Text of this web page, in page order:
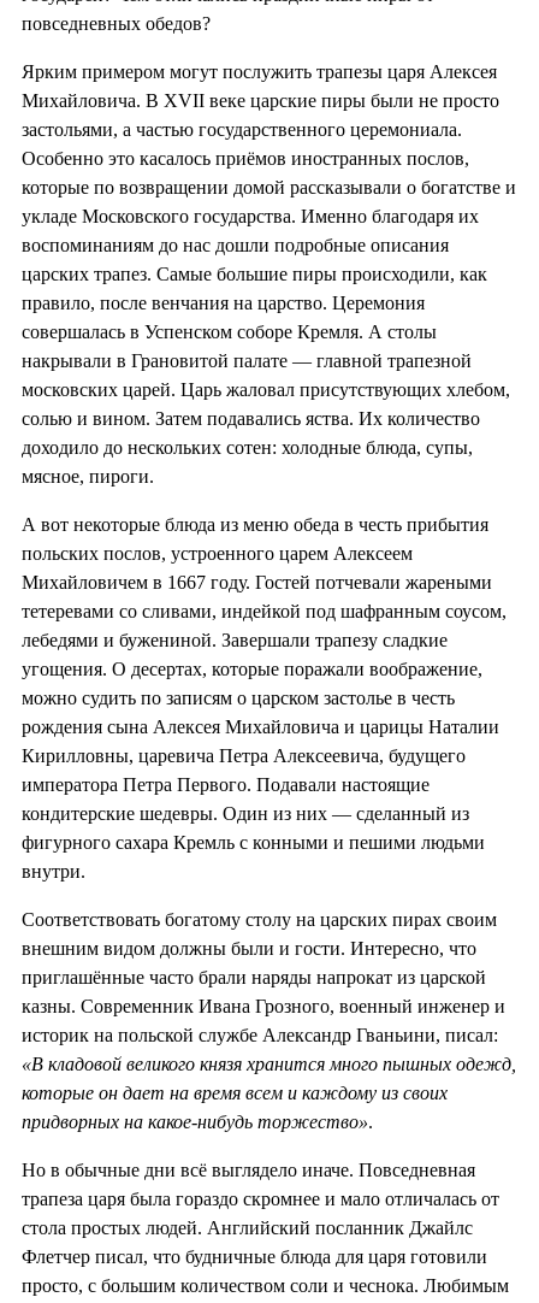
повседневных обедов?
Ярким примером могут послужить трапезы царя Алексея
Михайловича. В XVII веке царские пиры были не просто
застольями, а частью государственного церемониала.
Особенно это касалось приёмов иностранных послов,
которые по возвращении домой рассказывали о богатстве и
укладе Московского государства. Именно благодаря их
воспоминаниям до нас дошли подробные описания
царских трапез. Самые большие пиры происходили, как
правило, после венчания на царство. Церемония
совершалась в Успенском соборе Кремля. А столы
накрывали в Грановитой палате — главной трапезной
московских царей. Царь жаловал присутствующих хлебом,
солью и вином. Затем подавались яства. Их количество
доходило до нескольких сотен: холодные блюда, супы,
мясное, пироги.
А вот некоторые блюда из меню обеда в честь прибытия
польских послов, устроенного царем Алексеем
Михайловичем в 1667 году. Гостей потчевали жареными
тетеревами со сливами, индейкой под шафранным соусом,
лебедями и бужениной. Завершали трапезу сладкие
угощения. О десертах, которые поражали воображение,
можно судить по записям о царском застолье в честь
рождения сына Алексея Михайловича и царицы Наталии
Кирилловны, царевича Петра Алексеевича, будущего
императора Петра Первого. Подавали настоящие
кондитерские шедевры. Один из них — сделанный из
фигурного сахара Кремль с конными и пешими людьми
внутри.
Соответствовать богатому столу на царских пирах своим
внешним видом должны были и гости. Интересно, что
приглашённые часто брали наряды напрокат из царской
казны. Современник Ивана Грозного, военный инженер и
историк на польской службе Александр Гваньини, писал:
«В кладовой великого князя хранится много пышных одежд,
которые он дает на время всем и каждому из своих
придворных на какое-нибудь торжество».
Но в обычные дни всё выглядело иначе. Повседневная
трапеза царя была гораздо скромнее и мало отличалась от
стола простых людей. Английский посланник Джайлс
Флетчер писал, что будничные блюда для царя готовили
просто, с большим количеством соли и чеснока. Любимым